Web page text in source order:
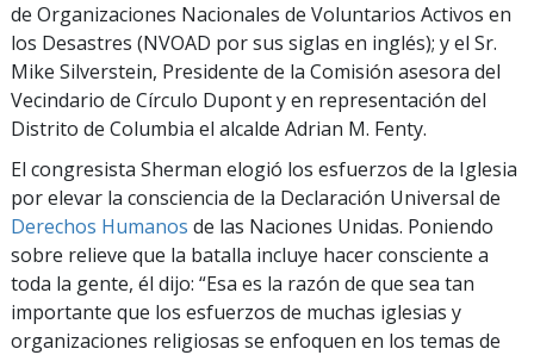
de Organizaciones Nacionales de Voluntarios Activos en
los Desastres (NVOAD por sus siglas en inglés); y el Sr.
Mike Silverstein, Presidente de la Comisión asesora del
Vecindario de Círculo Dupont y en representación del
Distrito de Columbia el alcalde Adrian M. Fenty.
El congresista Sherman elogió los esfuerzos de la Iglesia
por elevar la consciencia de la Declaración Universal de
Derechos Humanos de las Naciones Unidas. Poniendo
sobre relieve que la batalla incluye hacer consciente a
toda la gente, él dijo: “Esa es la razón de que sea tan
importante que los esfuerzos de muchas iglesias y
organizaciones religiosas se enfoquen en los temas de